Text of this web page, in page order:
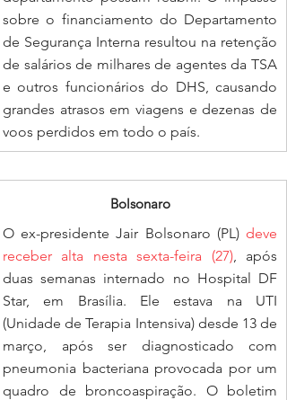
sobre o financiamento do Departamento
de Segurança Interna resultou na retenção
de salários de milhares de agentes da TSA
e outros funcionários do DHS, causando
grandes atrasos em viagens e dezenas de
voos perdidos em todo o país.
Bolsonaro
O ex-presidente Jair Bolsonaro (PL) deve
receber alta nesta sexta-feira (27), após
duas semanas internado no Hospital DF
Star, em Brasília. Ele estava na UTI
(Unidade de Terapia Intensiva) desde 13 de
março, após ser diagnosticado com
pneumonia bacteriana provocada por um
quadro de broncoaspiração. O boletim